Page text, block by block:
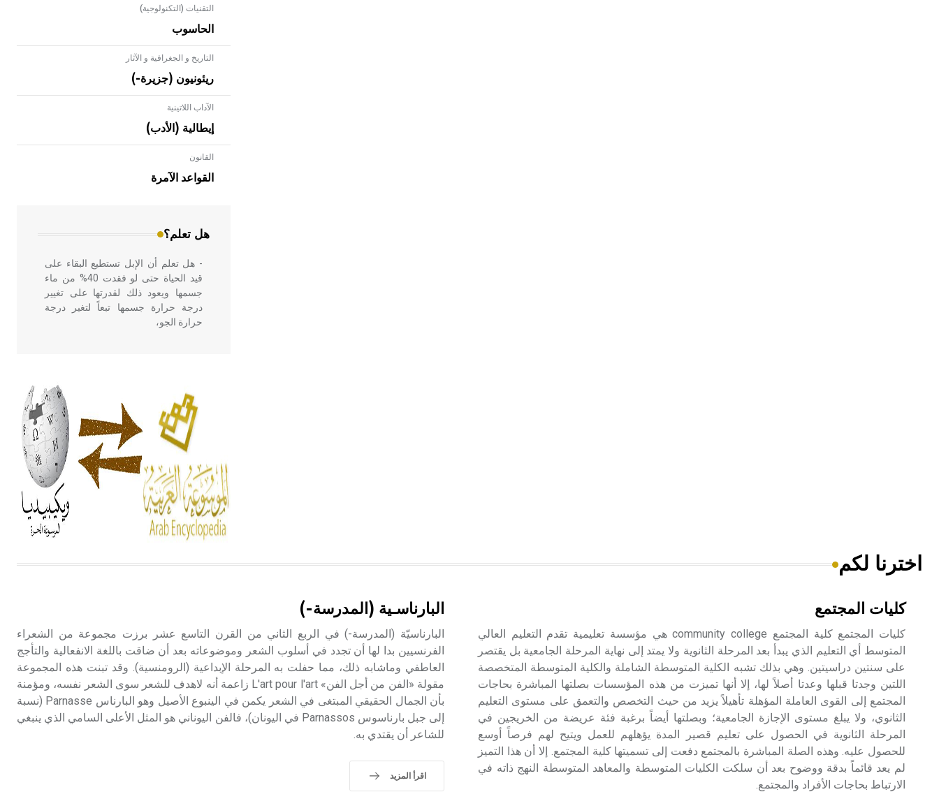
التقنيات (التكنولوجية)
الحاسوب
التاريخ و الجغرافية و الآثار
ريئونيون (جزيرة-)
الآداب اللاتينية
إيطالية (الأدب)
القانون
القواعد الآمرة
هل تعلم؟
- هل تعلم أن الأبلق نوع من الفنون
الهندسية التي ارتبطت بالعمارة الإسلامية
في بلاد الشام ومصر خاصة، حيث يحرص
- هل تعلم أن الإبل تستطيع البقاء على
قيد الحياة حتى لو فقدت 40% من ماء
جسمها ويعود ذلك لقدرتها على تغيير
درجة حرارة جسمها تبعاً لتغير درجة
حرارة الجو،
أربعة مؤلفات هي: الحكم، الأدلة، تنظيم
التغذية، ورسالته في جروح الرأس.
ويعود له الفضل بأنه حرر الطب من
الدين والفلسفة.
- هل تعلم أن المرجان إفراز حيواني
يتكون في البحر ويتركب من مادة
كربونات الكلسيوم، وهو أحمر أو شديد
الحمرة وهو أجود أنواعه، ويمتاز بكبر
الحجم ويسمى الش
الإنكليزية أب
- هل تعلم أن أبجر Abgar اسم معروف
جيداً يعود إلى عدد من الملوك الذين
حكموا مدينة إديسا (الرها) من أبجر الأول
وحتى التاسع، وهم ينتسبون إلى أسرة
اخترنا لكم
كليات المجتمع
كليات المجتمع كلية المجتمع community college هي مؤسسة تعليمية تقدم التعليم العالي
المتوسط أي التعليم الذي يبدأ بعد المرحلة الثانوية ولا يمتد إلى نهاية المرحلة الجامعية بل يقتصر
على سنتين دراسيتين. وهي بذلك تشبه الكلية المتوسطة الشاملة والكلية المتوسطة المتخصصة
اللتين وجدتا قبلها وعدتا أصلاً لها، إلا أنها تميزت من هذه المؤسسات بصلتها المباشرة بحاجات
المجتمع إلى القوى العاملة المؤهلة تأهيلاً يزيد من حيث التخصص والتعمق على مستوى التعليم
الثانوي، ولا يبلغ مستوى الإجازة الجامعية؛ وبصلتها أيضاً برغبة فئة عريضة من الخريجين في
المرحلة الثانوية في الحصول على تعليم قصير المدة يؤهلهم للعمل ويتيح لهم فرصاً أوسع
للحصول عليه. وهذه الصلة المباشرة بالمجتمع دفعت إلى تسميتها كلية المجتمع. إلا أن هذا التميز
لم يعد قائماً بدقة ووضوح بعد أن سلكت الكليات المتوسطة والمعاهد المتوسطة النهج ذاته في
الارتباط بحاجات الأفراد والمجتمع.
البارناسـية (المدرسة-)
البارناسيّة (المدرسة-) في الربع الثاني من القرن التاسع عشر برزت مجموعة من الشعراء
الفرنسيين بدا لها أن تجدد في أسلوب الشعر وموضوعاته بعد أن ضاقت باللغة الانفعالية والتأجج
العاطفي وماشابه ذلك، مما حفلت به المرحلة الإبداعية (الرومنسية). وقد تبنت هذه المجموعة
مقولة «الفن من أجل الفن» L'art pour l'art زاعمة أنه لاهدف للشعر سوى الشعر نفسه، ومؤمنة
بأن الجمال الحقيقي المبتغى في الشعر يكمن في الينبوع الأصيل وهو البارناس Parnasse (نسبة
إلى جبل بارناسوس Parnassos في اليونان)، فالفن اليوناني هو المثل الأعلى السامي الذي ينبغي
للشاعر أن يقتدي به.
اقرأ المزيد